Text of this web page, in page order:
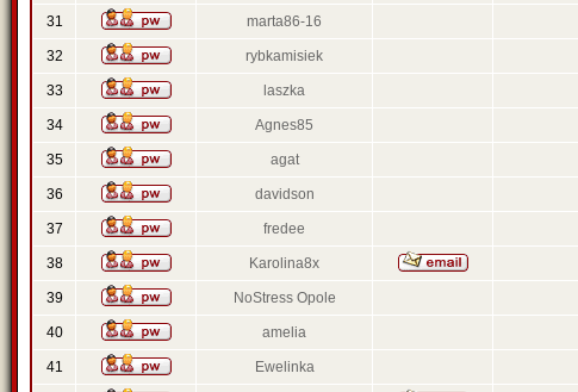
31 marta86-16
32 rybkamisiek
33 laszka
34 Agnes85
35 agat
36 davidson
37 fredee
38 Karolina8x
39 NoStress Opole
40 amelia
41 Ewelinka